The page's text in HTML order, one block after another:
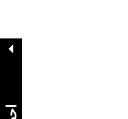
إجمالي 1 صفحة